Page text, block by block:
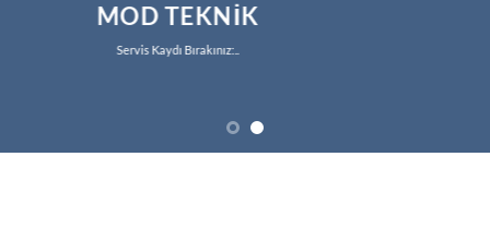
MOD TEKNİK
Servis Kaydı Bırakınız:..